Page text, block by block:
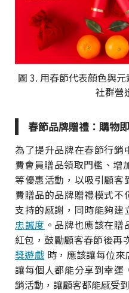
圖 3. 用春節代表顏色與
社群營
春節品牌贈禮：購物
為了提升品牌在春節行
費會員贈品領取門檻、增
等優惠活動，以吸引顧
費贈品的品牌贈禮模式不
支持的感謝，同時能夠建
忠誠度 。品牌也應該在
紅包，鼓勵顧客春節後再
獎遊戲 時，應該讓每位來
讓每個人都能分享到幸
銷活動，讓顧客都能感受